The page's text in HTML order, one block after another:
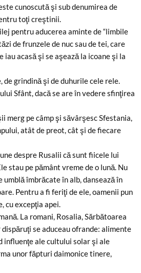
cunoscută şi sub denumirea de
toţi creştinii.
pentru aducerea aminte de “limbile
de frunzele de nuc sau de tei, care
acasă şi se aşează la icoane şi la
grindină şi de duhurile cele rele.
Sfânt, dacă se are în vedere sfinţirea
merg pe câmp şi săvârşesc Sfestania,
atât de preot, cât şi de fiecare
despre Rusalii că sunt fiicele lui
stau pe pământ vreme de o lună. Nu
îmbrăcate în alb, dansează în
Pentru a fi feriţi de ele, oamenii pun
cu excepţia apei.
La romani, Rosalia, Sărbătoarea
se aduceau ofrande: alimente
influenţe ale cultului solar şi ale
unor făpturi daimonice tinere,